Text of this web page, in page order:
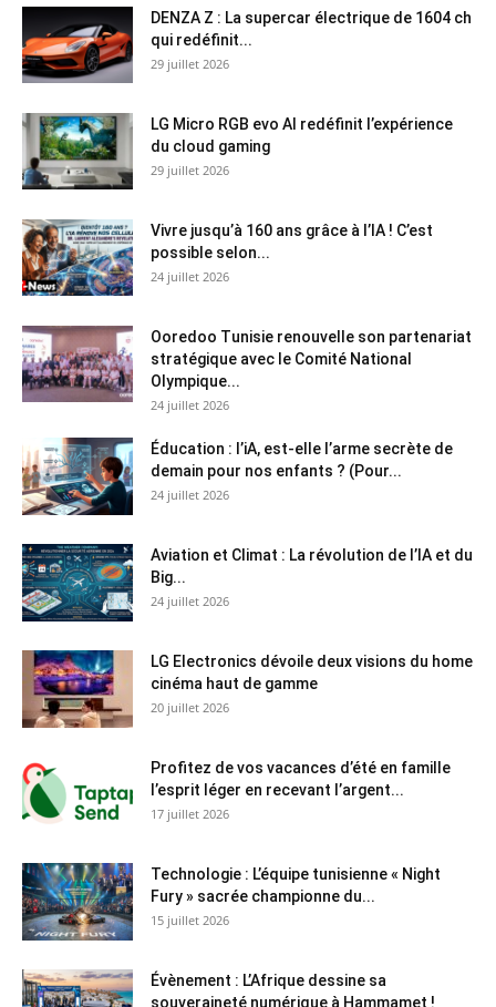
DENZA Z : La supercar électrique de 1604 ch
qui redéfinit...
29 juillet 2026
LG Micro RGB evo AI redéfinit l’expérience
du cloud gaming
29 juillet 2026
Vivre jusqu’à 160 ans grâce à l’IA ! C’est
possible selon...
24 juillet 2026
Ooredoo Tunisie renouvelle son partenariat
stratégique avec le Comité National
Olympique...
24 juillet 2026
Éducation : l’iA, est-elle l’arme secrète de
demain pour nos enfants ? (Pour...
24 juillet 2026
Aviation et Climat : La révolution de l’IA et du
Big...
24 juillet 2026
LG Electronics dévoile deux visions du home
cinéma haut de gamme
20 juillet 2026
Profitez de vos vacances d’été en famille
l’esprit léger en recevant l’argent...
17 juillet 2026
Technologie : L’équipe tunisienne « Night
Fury » sacrée championne du...
15 juillet 2026
Évènement : L’Afrique dessine sa
souveraineté numérique à Hammamet !